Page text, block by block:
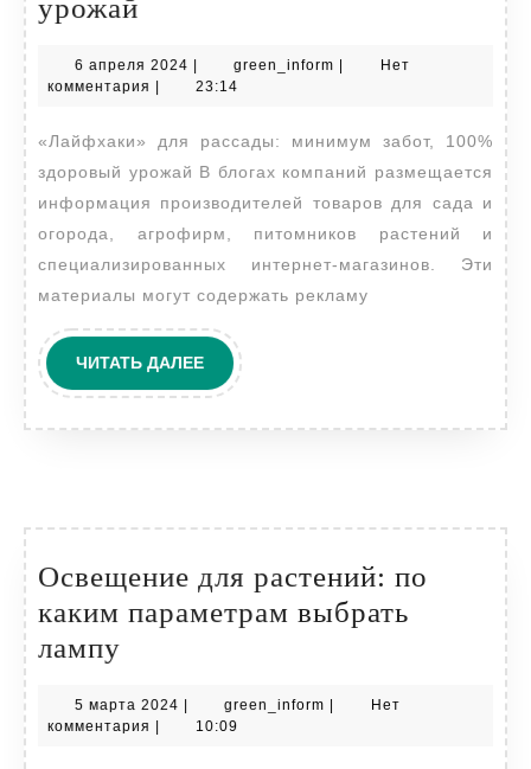
урожай
рассады:
забот,
100%
здоровый
урожай
6 апреля 2024 6
апреля
green_inform green_inform
Нет
комментария
23:14
«Лайфхаки» для рассады: минимум забот, 100%
здоровый урожай В блогах компаний размещается
информация производителей товаров для сада и
огорода, агрофирм, питомников растений и
специализированных интернет-магазинов. Эти
материалы могут содержать рекламу
ЧИТАТЬ ДАЛЕЕЧИТАТЬ
ДАЛЕЕ
Освещение для растений: по
каким параметрам выбрать
лампу
растений:
5 марта 2024 5
марта
| green_inform green_inform
|
Нет
комментария | 10:09